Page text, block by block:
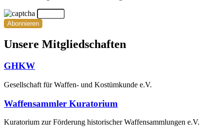
Abonnieren
Unsere Mitgliedschaften
GHKW
Gesellschaft für Waffen- und Kostümkunde e.V.
Waffensammler Kuratorium
Kuratorium zur Förderung historischer Waffensammlungen e.V.